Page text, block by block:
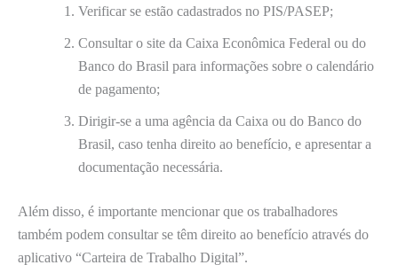
Verificar se estão cadastrados no PIS/PASEP;
Consultar o site da Caixa Econômica Federal ou do
Banco do Brasil para informações sobre o calendário
de pagamento;
Dirigir-se a uma agência da Caixa ou do Banco do
Brasil, caso tenha direito ao benefício, e apresentar a
documentação necessária.
Além disso, é importante mencionar que os trabalhadores
também podem consultar se têm direito ao benefício através do
aplicativo “Carteira de Trabalho Digital”.